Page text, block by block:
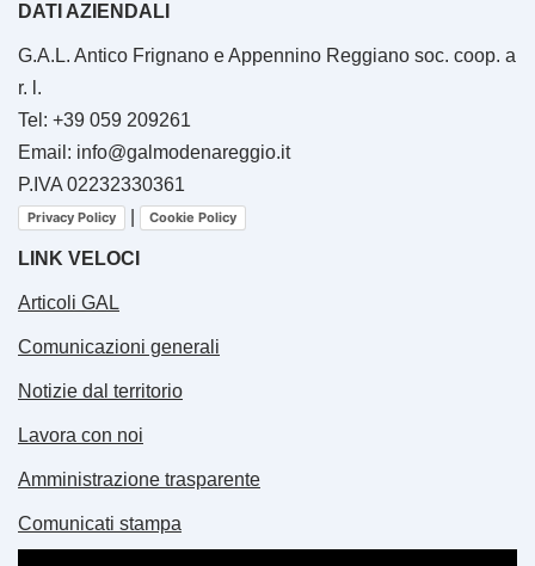
DATI AZIENDALI
G.A.L. Antico Frignano e Appennino Reggiano soc. coop. a
r. l.
Tel: +39 059 209261
Email: info@galmodenareggio.it
P.IVA 02232330361
Privacy Policy Cookie Policy
LINK VELOCI
Articoli GAL
Comunicazioni generali
Notizie dal territorio
Lavora con noi
Amministrazione trasparente
Comunicati stampa